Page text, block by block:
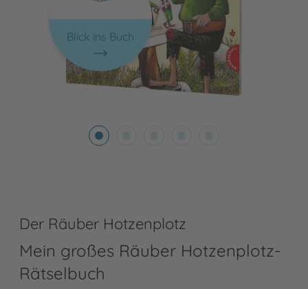
Blick ins Buch
Der Räuber Hotzenplotz
Mein großes Räuber Hotzenplotz-
Rätselbuch